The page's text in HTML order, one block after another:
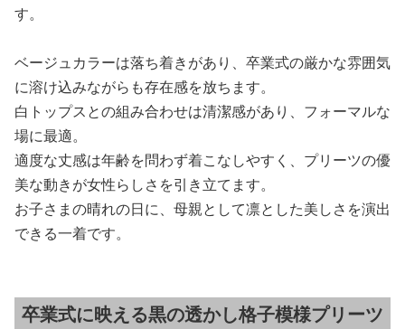
す。
ベージュカラーは落ち着きがあり、卒業式の厳かな雰囲気
に溶け込みながらも存在感を放ちます。
白トップスとの組み合わせは清潔感があり、フォーマルな
場に最適。
適度な丈感は年齢を問わず着こなしやすく、プリーツの優
美な動きが女性らしさを引き立てます。
お子さまの晴れの日に、母親として凛とした美しさを演出
できる一着です。
卒業式に映える黒の透かし格子模様プリーツ